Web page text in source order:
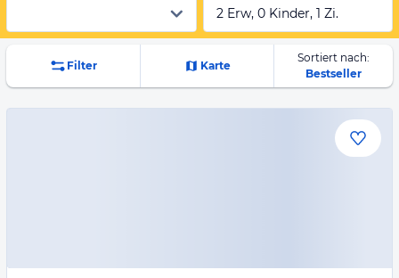
2 Erw, 0 Kinder, 1 Zi.
Filter Karte
Sortiert nach:
Bestseller